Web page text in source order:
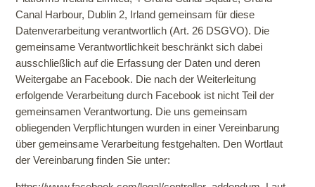
Canal Harbour, Dublin 2, Irland gemeinsam für diese
Datenverarbeitung verantwortlich (Art. 26 DSGVO). Die
gemeinsame Verantwortlichkeit beschränkt sich dabei
ausschließlich auf die Erfassung der Daten und deren
Weitergabe an Facebook. Die nach der Weiterleitung
erfolgende Verarbeitung durch Facebook ist nicht Teil der
gemeinsamen Verantwortung. Die uns gemeinsam
obliegenden Verpflichtungen wurden in einer Vereinbarung
über gemeinsame Verarbeitung festgehalten. Den Wortlaut
der Vereinbarung finden Sie unter: